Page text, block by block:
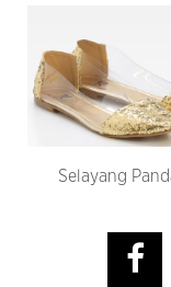
Selayang